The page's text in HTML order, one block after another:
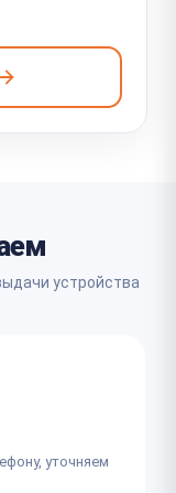
устройства
уточняем